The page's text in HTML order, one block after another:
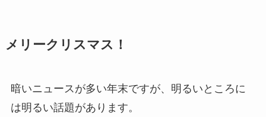
メリークリスマス！
暗いニュースが多い年末ですが、明るいところに
は明るい話題があります。